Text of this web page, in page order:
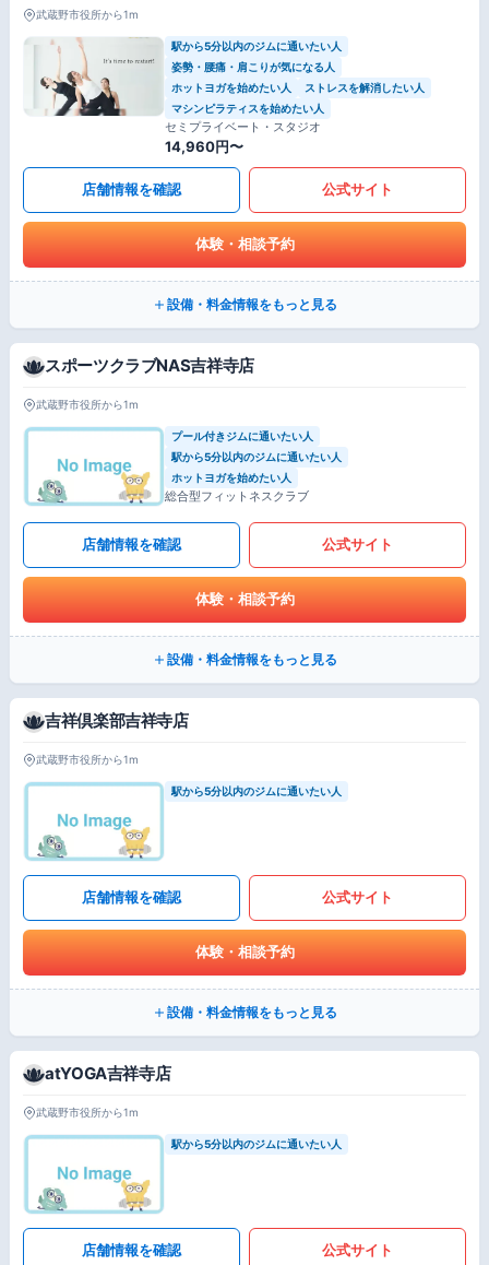
武蔵野市役所から1m
駅から5分以内のジムに通いたい人
姿勢・腰痛・肩こりが気になる人
ホットヨガを始めたい人
ストレスを解消したい人
マシンピラティスを始めたい人
セミプライベート・スタジオ
14,960円〜
店舗情報を確認 公式サイト
体験・相談予約
設備・料金情報をもっと見る
スポーツクラブNAS吉祥寺店
武蔵野市役所から1m
プール付きジムに通いたい人
駅から5分以内のジムに通いたい人
ホットヨガを始めたい人
総合型フィットネスクラブ
店舗情報を確認 公式サイト
体験・相談予約
設備・料金情報をもっと見る
吉祥倶楽部吉祥寺店
武蔵野市役所から1m
駅から5分以内のジムに通いたい人
店舗情報を確認 公式サイト
体験・相談予約
設備・料金情報をもっと見る
atYOGA吉祥寺店
武蔵野市役所から1m
駅から5分以内のジムに通いたい人
店舗情報を確認 公式サイト